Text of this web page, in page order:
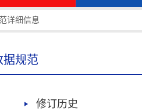
详细信息
据规范
修订历史